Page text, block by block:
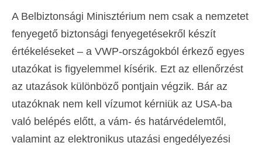
A Belbiztonsági Minisztérium nem csak a nemzetet
fenyegető biztonsági fenyegetésekről készít
értékeléseket – a VWP-országokból érkező egyes
utazókat is figyelemmel kísérik. Ezt az ellenőrzést
az utazások különböző pontjain végzik. Bár az
utazóknak nem kell vízumot kérniük az USA-ba
való belépés előtt, a vám- és határvédelemtől,
valamint az elektronikus utazási engedélyezési